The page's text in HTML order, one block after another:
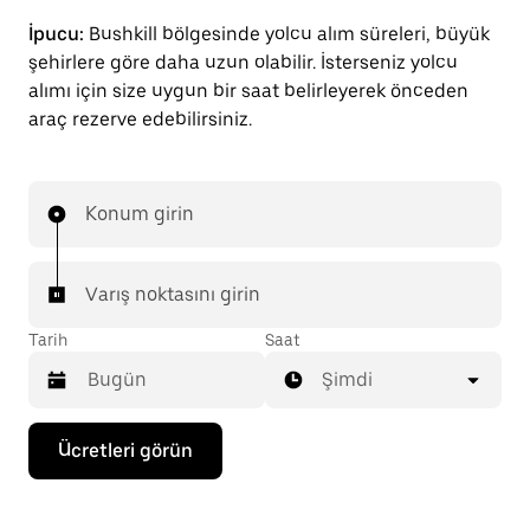
İpucu: Bushkill bölgesinde yolcu alım süreleri, büyük
şehirlere göre daha uzun olabilir. İsterseniz yolcu
alımı için size uygun bir saat belirleyerek önceden
araç rezerve edebilirsiniz.
Konum girin
Varış noktasını girin
Tarih
Takvimle
etkileşime
geçmek
Saat
Şimdi
Ücretleri görün